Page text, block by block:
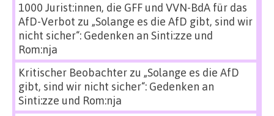
1000 Jurist:innen, die GFF und VVN-BdA für das
AfD-Verbot zu „Solange es die AfD gibt, sind wir
nicht sicher“: Gedenken an Sinti:zze und
Rom:nja
Kritischer Beobachterzu „Solange es die AfD
gibt, sind wir nicht sicher“: Gedenken an
Sinti:zze und Rom:nja